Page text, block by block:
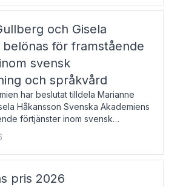
och Gisela
belönas för framstående
svensk
och språkvård
har beslutat tilldela Marianne
Håkansson Svenska Akademiens
förtjänster inom svensk
språkvård till minne av Carl Gabriel
för år 2026. Prissumma
pris 2026